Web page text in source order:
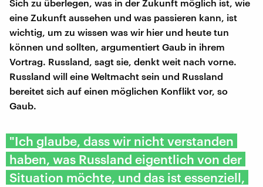
Sich zu überlegen, was in der Zukunft möglich ist, wie
eine Zukunft aussehen und was passieren kann, ist
wichtig, um zu wissen was wir hier und heute tun
können und sollten, argumentiert Gaub in ihrem
Vortrag. Russland, sagt sie, denkt weit nach vorne.
Russland will eine Weltmacht sein und Russland
bereitet sich auf einen möglichen Konflikt vor, so
Gaub.
"Ich glaube, dass wir nicht verstanden
haben, was Russland eigentlich von der
Situation möchte, und das ist essenziell,